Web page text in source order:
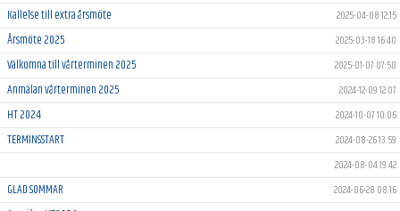
Kallelse till extra årsmöte 2025-04-08 12:15
Årsmöte 2025 2025-03-18 16:40
Välkomna till vårterminen 2025 2025-01-07 07:50
Anmälan vårterminen 2025 2024-12-09 12:07
HT 2024 2024-10-07 10:06
TERMINSSTART
2024-08-26 13:59
2024-08-04 19:42
GLAD SOMMAR 2024-06-28 08:16